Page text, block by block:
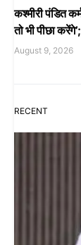
कश्मीरी पंडित
तो भी पीछा
August 9, 2026
RECENT